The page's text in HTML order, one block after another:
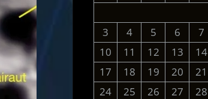
3
4 5 6 7
10
11 12 13 14
17
18 19 20 21
24
25 26 27 28